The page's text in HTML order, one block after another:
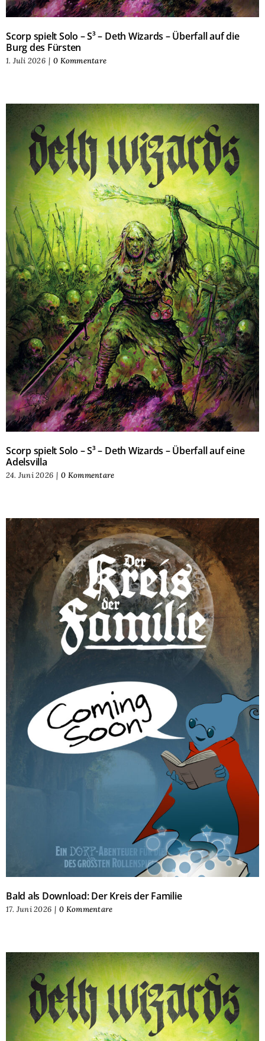
Scorp spielt Solo – S³ – Deth Wizards – Überfall auf die
Burg des Fürsten
1. Juli 2026 | 0 Kommentare
Scorp spielt Solo – S³ – Deth Wizards – Überfall auf eine
Adelsvilla
24. Juni 2026 | 0 Kommentare
Bald als Download: Der Kreis der Familie
17. Juni 2026 | 0 Kommentare